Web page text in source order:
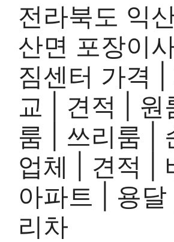
전라북도 익
산면 포장이
짐센터 가격 |
교 | 견적 | 원
룸 | 쓰리룸 |
업체 | 견적 |
아파트 | 용
리차